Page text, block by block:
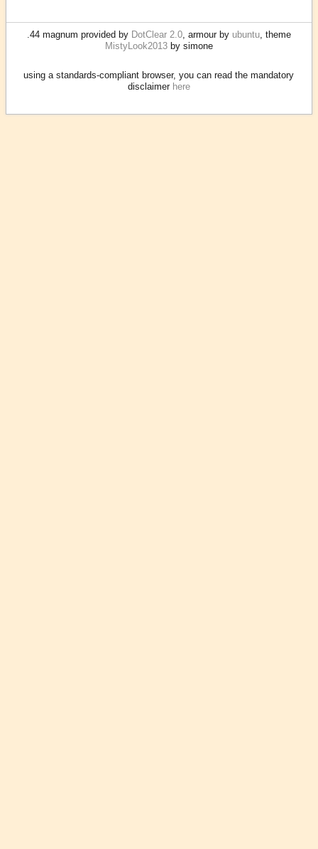
.44 magnum provided by DotClear 2.0, armour by ubuntu, theme
MistyLook2013by simone
using a standards-compliant browser, you can read the mandatory
disclaimer here